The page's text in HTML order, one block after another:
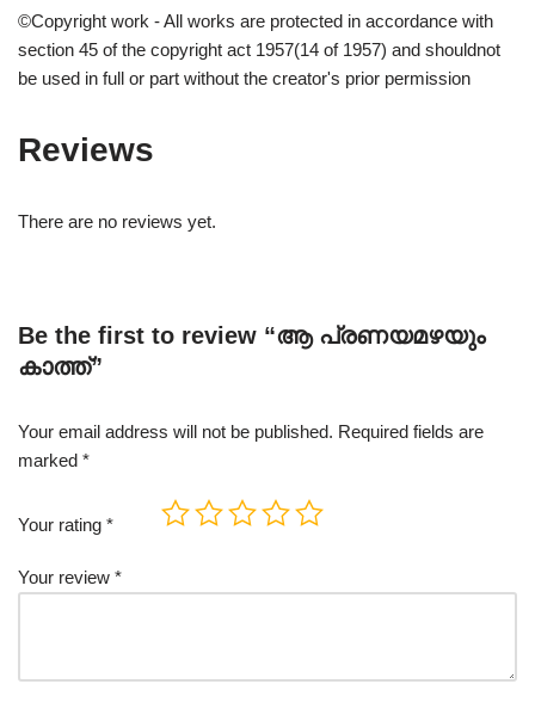
©Copyright work - All works are protected in accordance with
section 45 of the copyright act 1957(14 of 1957) and shouldnot
be used in full or part without the creator's prior permission
Reviews
There are no reviews yet.
Be the first to review “ആ പ്രണയമഴയും
കാത്ത്”
Your email address will not be published. Required fields are
marked *
Your rating *
Your review *